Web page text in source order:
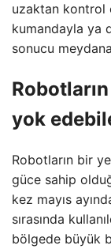
uzaktan kontrol
kumandayla ya
sonucu
yok
Robotların bir
güce sahip
kez mayıs
sırasında
bölgede büyük